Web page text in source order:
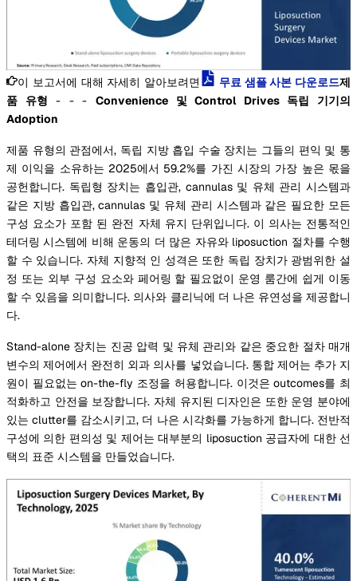
이 보고서에 대해 자세히 알아보려면 무료 샘플 사본 다운로드제
품 유형 - - -Convenience 및 Control Drives 독립 기기의
Adoption
제품 유형의 관점에서, 독립 지방 흡입 수술 장치는 그들의 편익 및 통
제 이익을 소유하는 2025에서 59.2%를 가진 시장의 가장 높은 몫을
공헌합니다. 독립형 장치는 흡입관, cannulas 및 유체 관리 시스템과
같은 지방 흡입관, cannulas 및 유체 관리 시스템과 같은 필요한 모든
구성 요소가 포함 된 완전 자체 유지 단위입니다. 이 의사는 전통적인
테더링 시스템에 비해 운동의 더 많은 자유와 liposuction 절차를 수행
할 수 있습니다. 자체 지향적 인 성격은 또한 독립 장치가 광범위한 설
정 또는 외부 구성 요소와 페어링 할 필요없이 운영 룸간에 쉽게 이동
할 수 있음을 의미합니다. 의사와 클리닉에 더 나은 유연성을 제공합니
다.
Stand-alone 장치는 진공 압력 및 유체 관리와 같은 중요한 절차 매개
변수의 제어에서 완전히 외과 의사를 넣었습니다. 통합 제어는 추가 지
원이 필요없는 on-the-fly 조정을 허용합니다. 이것은 outcomes를 최
적화하고 안전을 보장합니다. 자체 유지된 디자인은 또한 운영 분야에
있는 clutter를 감소시키고, 더 나은 시각화를 가능하게 합니다. 전반적
구성에 의한 편의성 및 제어는 대부분의 liposuction 공급자에 대한 선
택의 표준 시스템을 만들었습니다.